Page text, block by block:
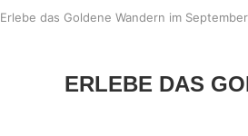
Erlebe das Goldene Wandern im
ERLEBE DAS